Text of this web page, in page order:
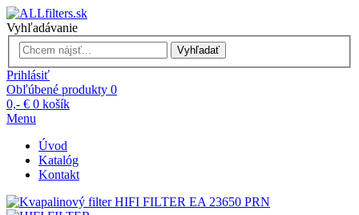
Vyhľadávanie
Vyhľadať
Prihlásiť
Obľúbené produkty 0
0,- € 0 košík
Menu
Úvod
Katalóg
Kontakt